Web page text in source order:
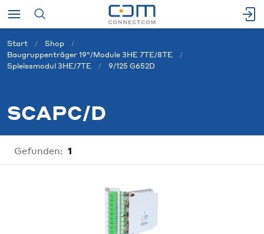
Start
Shop
Baugruppenträger 19"/Module 3HE 7TE/8TE
Spleissmodul 3HE/7TE
9/125 G652D
SCAPC/D
Gefunden: 1